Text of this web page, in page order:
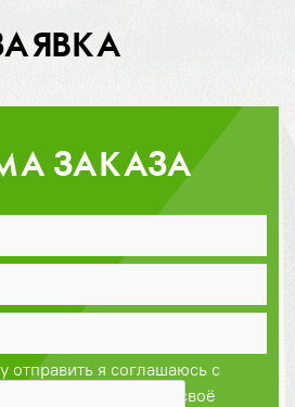
ЗАКАЗА
отправить я соглашаюсь с
и даю своё